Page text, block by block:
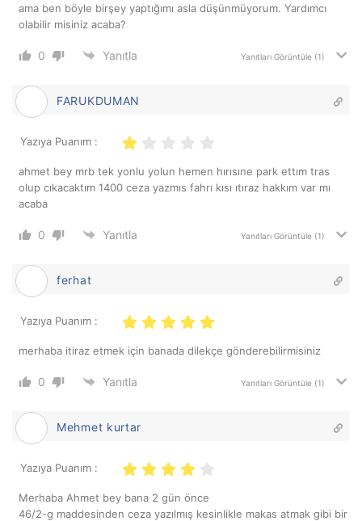
ama ben böyle birşey yaptığımı asla düşünmüyorum. Yardımcı
olabilir misiniz acaba?
0 Yanıtla Yanıtları Görüntüle (1)
FARUKDUMAN
Yazıya Puanım :
ahmet bey mrb tek yonlu yolun hemen hırısıne park ettım tras
olup cıkacaktım 1400 ceza yazmıs fahrı kısı ıtıraz hakkım var mı
acaba
0 Yanıtla Yanıtları Görüntüle (1)
ferhat
Yazıya Puanım :
merhaba itiraz etmek için banada dilekçe gönderebilirmisiniz
0 Yanıtla Yanıtları Görüntüle (1)
Mehmet kurtar
Yazıya Puanım :
Merhaba Ahmet bey bana 2 gün önce
46/2-g maddesinden ceza yazılmış kesinlikle makas atmak gibi bir